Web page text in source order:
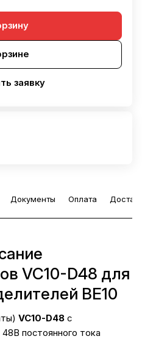
заявку
Документы Оплата
VC10-D48 для
ВЕ10
VC10-D48 с
постоянного тока